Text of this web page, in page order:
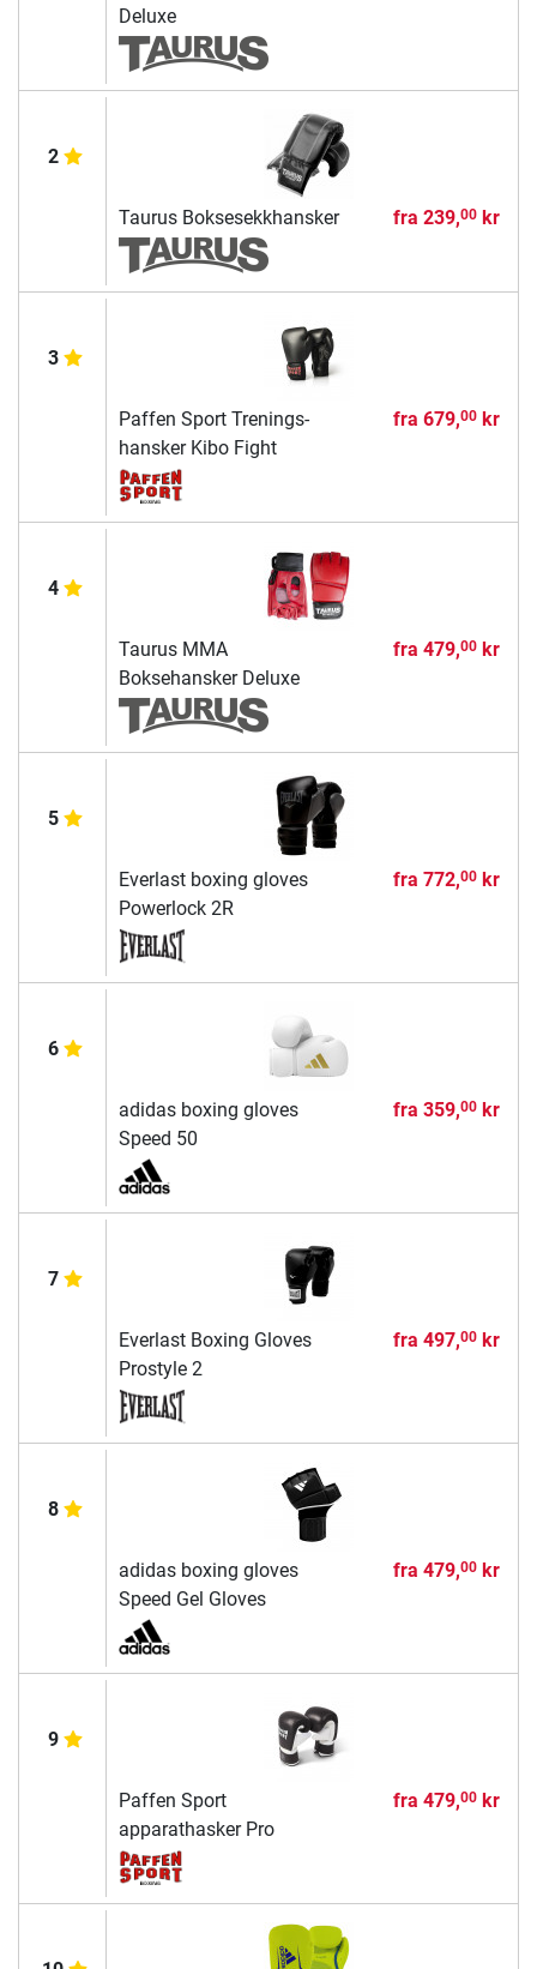
Deluxe
2
Taurus Boksesekkhansker fra 239,00kr
3
Paffen Sport Trenings-
hansker Kibo Fight
fra 679,00kr
4
Taurus MMA
Boksehansker Deluxe
fra 479,00kr
5
Everlast boxing gloves
Powerlock 2R
fra 772,00kr
6
adidas boxing gloves
Speed 50
fra 359,00kr
7
Everlast Boxing Gloves
Prostyle 2
fra 497,00kr
8
adidas boxing gloves
Speed Gel Gloves
fra 479,00kr
9
Paffen Sport
apparathasker Pro
fra 479,00kr